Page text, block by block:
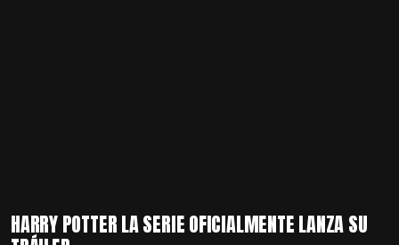
HARRY POTTER LA SERIE OFICIALMENTE LANZA SU